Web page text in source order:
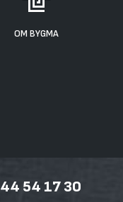
OM BYGMA
54 17 30